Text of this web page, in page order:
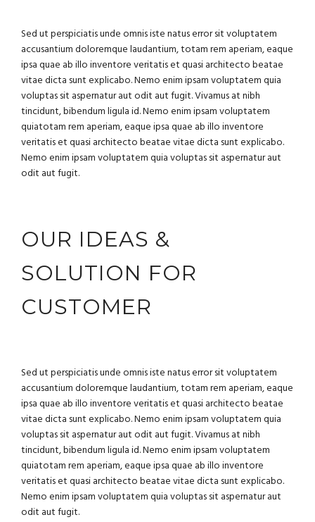
Sed ut perspiciatis unde omnis iste natus error sit voluptatem
accusantium doloremque laudantium, totam rem aperiam, eaque
ipsa quae ab illo inventore veritatis et quasi architecto beatae
vitae dicta sunt explicabo. Nemo enim ipsam voluptatem quia
voluptas sit aspernatur aut odit aut fugit. Vivamus at nibh
tincidunt, bibendum ligula id. Nemo enim ipsam voluptatem
quiatotam rem aperiam, eaque ipsa quae ab illo inventore
veritatis et quasi architecto beatae vitae dicta sunt explicabo.
Nemo enim ipsam voluptatem quia voluptas sit aspernatur aut
odit aut fugit.
OUR IDEAS &
SOLUTION FOR
CUSTOMER
Sed ut perspiciatis unde omnis iste natus error sit voluptatem
accusantium doloremque laudantium, totam rem aperiam, eaque
ipsa quae ab illo inventore veritatis et quasi architecto beatae
vitae dicta sunt explicabo. Nemo enim ipsam voluptatem quia
voluptas sit aspernatur aut odit aut fugit. Vivamus at nibh
tincidunt, bibendum ligula id. Nemo enim ipsam voluptatem
quiatotam rem aperiam, eaque ipsa quae ab illo inventore
veritatis et quasi architecto beatae vitae dicta sunt explicabo.
Nemo enim ipsam voluptatem quia voluptas sit aspernatur aut
odit aut fugit.